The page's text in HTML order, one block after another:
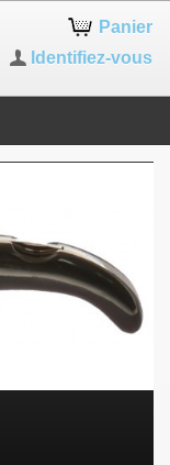
Panier
Identifiez-vous